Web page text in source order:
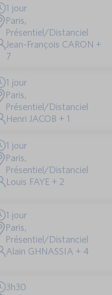
1 jour
Paris,
Présentiel/Distanciel
Jean-François CARON +
7
1 jour
Paris,
Présentiel/Distanciel
Henri JACOB + 1
1 jour
Paris,
Présentiel/Distanciel
Louis FAYE + 2
1 jour
Paris,
Présentiel/Distanciel
Alain GHNASSIA + 4
3h30